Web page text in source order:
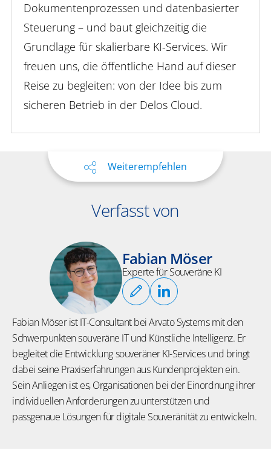
Dokumentenprozessen und datenbasierter
Steuerung – und baut gleichzeitig die
Grundlage für skalierbare KI-Services. Wir
freuen uns, die öffentliche Hand auf dieser
Reise zu begleiten: von der Idee bis zum
sicheren Betrieb in der Delos Cloud.
Weiterempfehlen
Verfasst von
Fabian Möser
Experte für Souveräne KI
Fabian Möser ist IT-Consultant bei Arvato Systems mit den
Schwerpunkten souveräne IT und Künstliche Intelligenz. Er
begleitet die Entwicklung souveräner KI-Services und bringt
dabei seine Praxiserfahrungen aus Kundenprojekten ein.
Sein Anliegen ist es, Organisationen bei der Einordnung ihrer
individuellen Anforderungen zu unterstützen und
passgenaue Lösungen für digitale Souveränität zu entwickeln.